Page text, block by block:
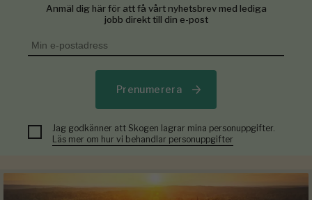
Anmäl dig här för att få vårt nyhetsbrev med lediga
jobb direkt till din e-post
Prenumerera
Jag godkänner att Skogen lagrar mina personuppgifter.
Läs mer om hur vi behandlar personuppgifter